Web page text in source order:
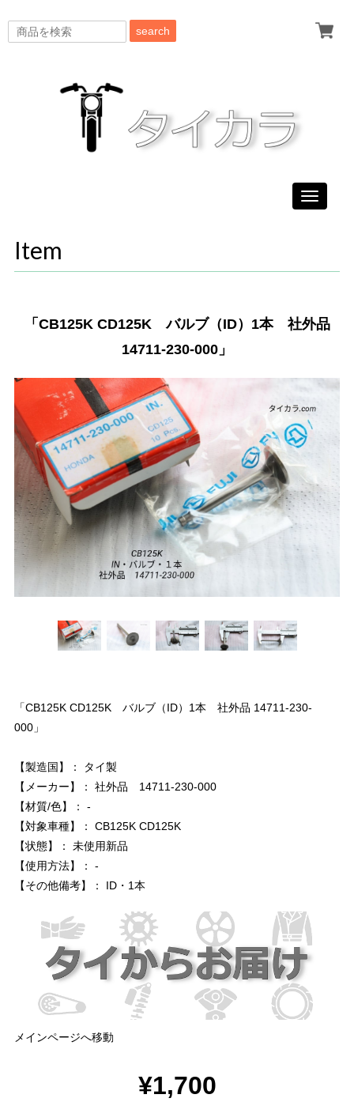
search
Toggle
Item
「CB125K CD125K バルブ（ID）1本 社外品
14711-230-000」
「CB125K CD125K バルブ（ID）1本 社外品 14711-230-
000」
【製造国】： タイ製
【メーカー】： 社外品 14711-230-000
【材質/色】： -
【対象車種】： CB125K CD125K
【状態】： 未使用新品
【使用方法】： -
【その他備考】： ID・1本
メインページへ移動
¥1,700